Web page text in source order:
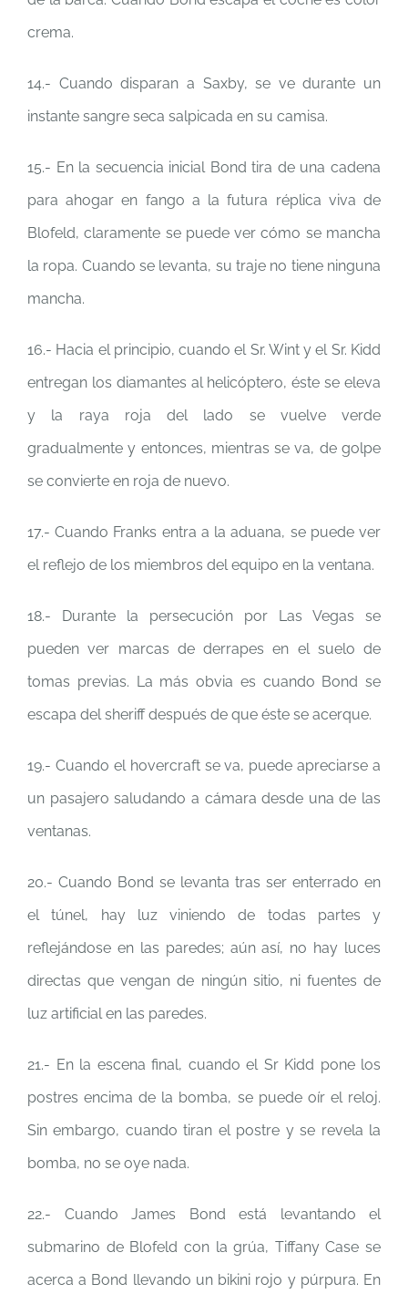
crema.
14.- Cuando disparan a Saxby, se ve durante un
instante sangre seca salpicada en su camisa.
15.- En la secuencia inicial Bond tira de una cadena
para ahogar en fango a la futura réplica viva de
Blofeld, claramente se puede ver cómo se mancha
la ropa. Cuando se levanta, su traje no tiene ninguna
mancha.
16.- Hacia el principio, cuando el Sr. Wint y el Sr. Kidd
entregan los diamantes al helicóptero, éste se eleva
y la raya roja del lado se vuelve verde
gradualmente y entonces, mientras se va, de golpe
se convierte en roja de nuevo.
17.- Cuando Franks entra a la aduana, se puede ver
el reflejo de los miembros del equipo en la ventana.
18.- Durante la persecución por Las Vegas se
pueden ver marcas de derrapes en el suelo de
tomas previas. La más obvia es cuando Bond se
escapa del sheriff después de que éste se acerque.
19.- Cuando el hovercraft se va, puede apreciarse a
un pasajero saludando a cámara desde una de las
ventanas.
20.- Cuando Bond se levanta tras ser enterrado en
el túnel, hay luz viniendo de todas partes y
reflejándose en las paredes; aún así, no hay luces
directas que vengan de ningún sitio, ni fuentes de
luz artificial en las paredes.
21.- En la escena final, cuando el Sr Kidd pone los
postres encima de la bomba, se puede oír el reloj.
Sin embargo, cuando tiran el postre y se revela la
bomba, no se oye nada.
22.- Cuando James Bond está levantando el
submarino de Blofeld con la grúa, Tiffany Case se
acerca a Bond llevando un bikini rojo y púrpura. En